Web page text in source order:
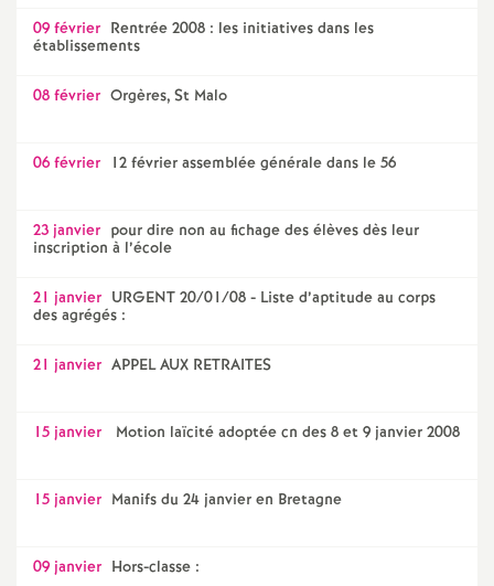
09 février Rentrée 2008 : les initiatives dans les
établissements
08 février Orgères, St Malo
06 février 12 février assemblée générale dans le 56
23 janvier pour dire non au fichage des élèves dès leur
inscription à l’école
21 janvier URGENT 20/01/08 - Liste d’aptitude au corps
des agrégés :
21 janvier APPEL AUX RETRAITES
15 janvier Motion laïcité adoptée cn des 8 et 9 janvier 2008
15 janvier Manifs du 24 janvier en Bretagne
09 janvier Hors-classe :